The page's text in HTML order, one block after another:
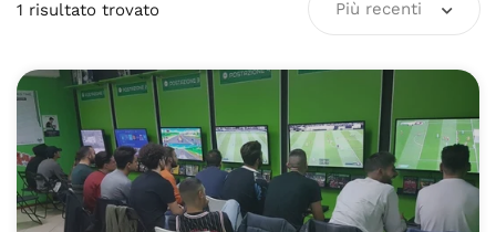
1 risultato trovato Più recenti